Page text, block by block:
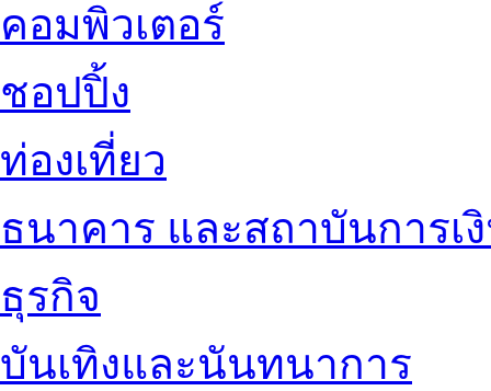
คอมพิวเตอร์
ชอปปิ้ง
ท่องเที่ยว
ธนาคาร และสถาบันการเ
ธุรกิจ
บันเทิงและนันทนาการ